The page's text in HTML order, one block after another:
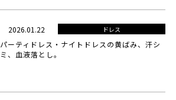
2026.01.22 ドレス
パーティドレス・ナイトドレスの黄ばみ、汗シ
ミ、血液落とし。